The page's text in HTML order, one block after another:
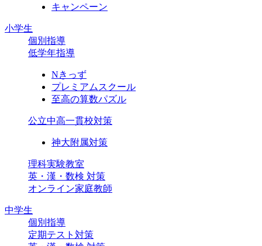
キャンペーン
小学生
個別指導
低学年指導
Nきっず
プレミアムスクール
至高の算数パズル
公立中高一貫校対策
神大附属対策
理科実験教室
英・漢・数検 対策
オンライン家庭教師
中学生
個別指導
定期テスト対策